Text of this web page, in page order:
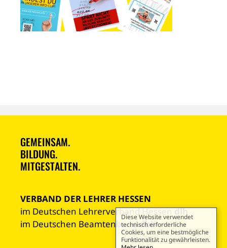
GEMEINSAM.
BILDUNG.
MITGESTALTEN.
VERBAND DER LEHRER HESSEN
im Deutschen Lehrerverband Hessendlh
im Deutschen Beamtenbunddbb
Diese Website verwendet
technisch erforderliche
Cookies, um eine bestmögliche
Funktionalität zu gewährleisten.